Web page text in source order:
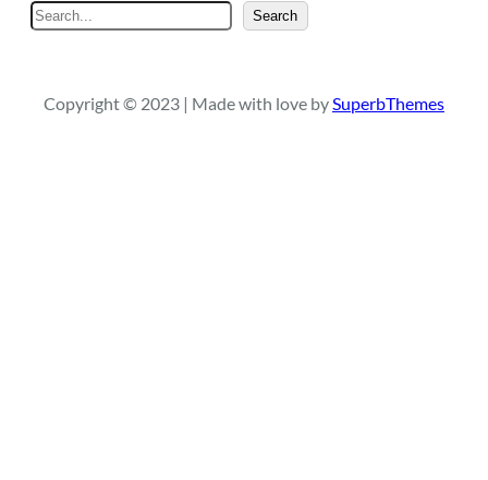
S
e
c
Search
Copyright © 2023 | Made with love bySuperbThemes